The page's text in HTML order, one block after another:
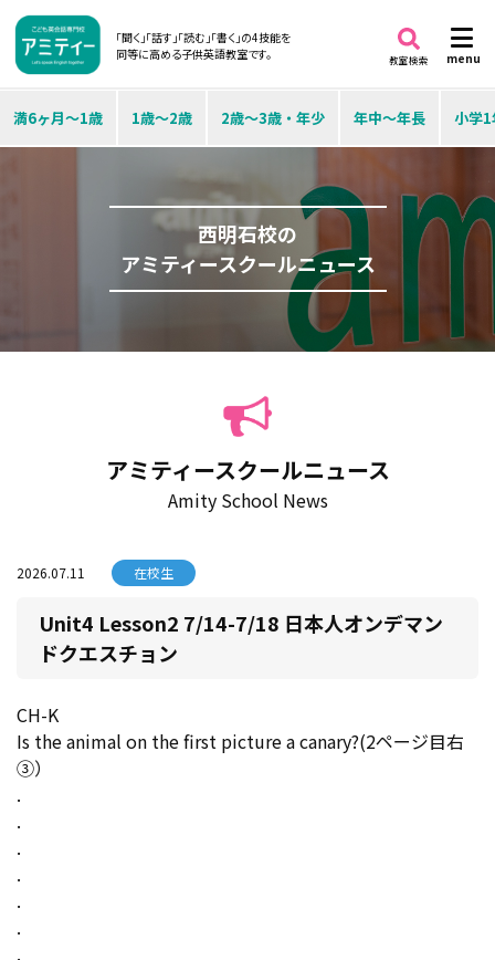
「聞く」「話す」「読む」「書く」の4技能を
同等に高める子供英語教室です。
menu
教室検索
満6ヶ月～1歳 1歳～2歳 2歳～3歳・年少 年中～年長 小学
西明石校の
アミティースクールニュース
アミティースクールニュース
Amity School News
2026.07.11 在校生
Unit4 Lesson2 7/14-7/18 日本人オンデマン
ドクエスチョン
CH-K
Is the animal on the first picture a canary?(2ページ目右
③）
.
.
.
.
.
.
.